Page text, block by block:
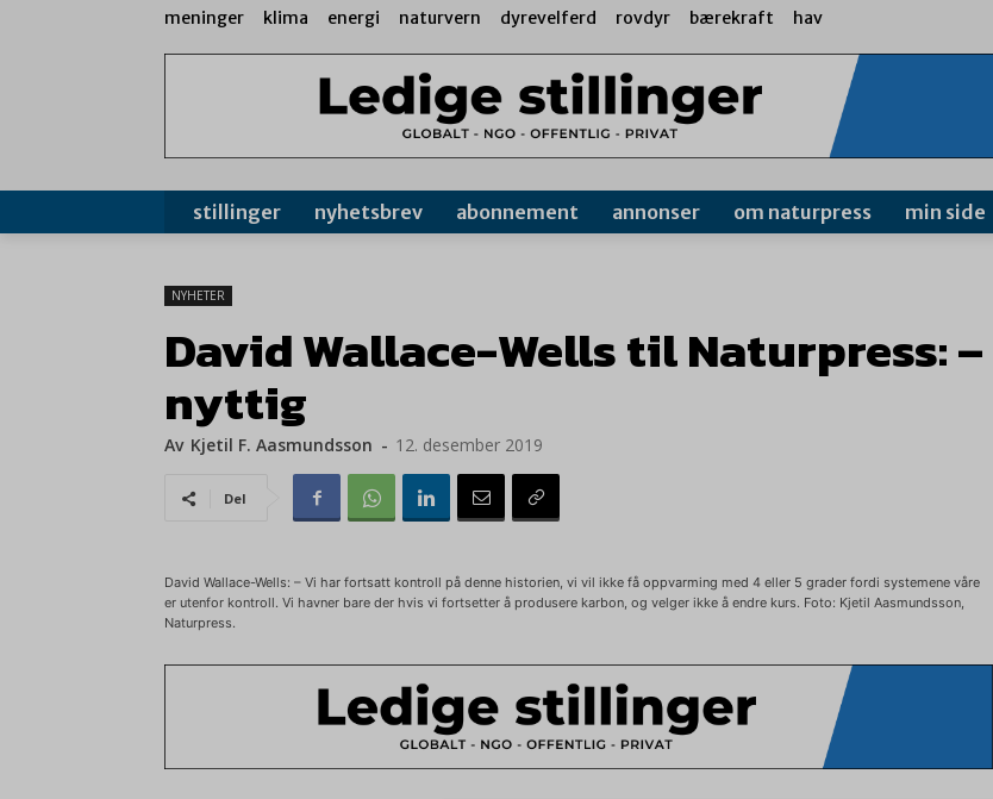
meninger klima energi naturvern dyrevelferd rovdyr bærekraft hav
stillinger nyhetsbrev abonnement annonser om naturpress min side
NYHETER
David Wallace-Wells til Naturpress:
nyttig
Av Kjetil F. Aasmundsson - 12. desember 2019
Del
David Wallace-Wells: – Vi har fortsatt kontroll på denne historien, vi vil ikke få oppvarming med 4 eller 5 grader fordi systemene våre
er utenfor kontroll. Vi havner bare der hvis vi fortsetter å produsere karbon, og velger ikke å endre kurs. Foto: Kjetil Aasmundsson,
Naturpress.